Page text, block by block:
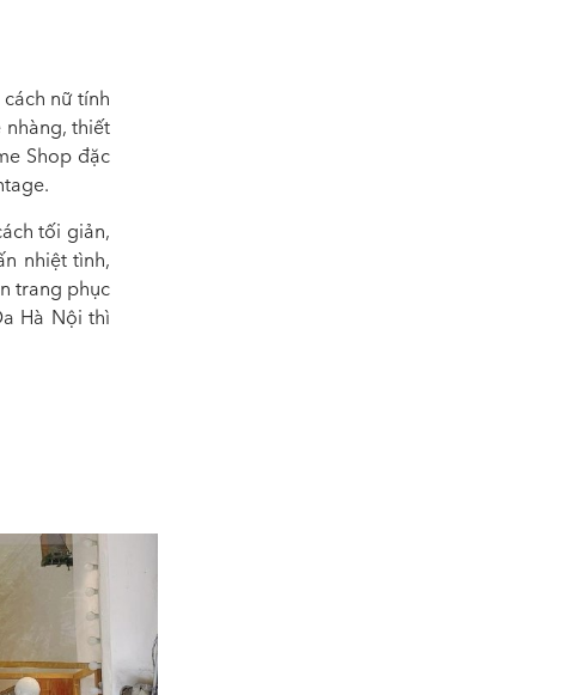
nữ tính
nhàng, thiết
Shop đặc
tối giản,
nhiệt tình,
trang phục
Hà Nội thì